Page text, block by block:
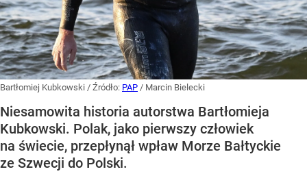
Bartłomiej Kubkowski / Źródło: PAP / Marcin Bielecki
Niesamowita historia autorstwa Bartłomieja
Kubkowski. Polak, jako pierwszy człowiek
na świecie, przepłynął wpław Morze Bałtyckie
ze Szwecji do Polski.